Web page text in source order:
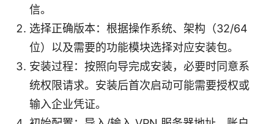
信。
选择正确版本：根据操作系统、架构（32/64
位）以及需要的功能模块选择对应安装包。
安装过程：按照向导完成安装，必要时同意系
统权限请求。安装后首次启动可能需要授权或
输入企业凭证。